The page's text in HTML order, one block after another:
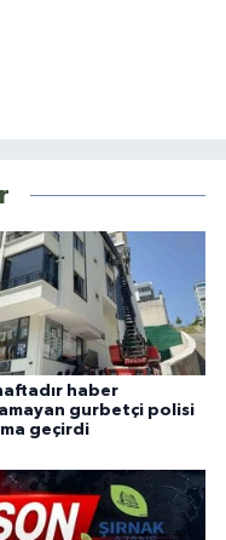
haber
gurbetçi polisi
geçirdi